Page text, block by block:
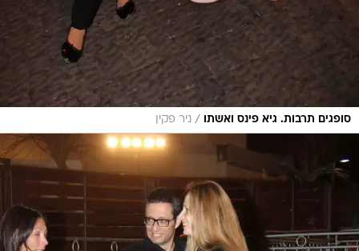
סופגים תרבות. גיא פינס ואשתו / ניר פקין